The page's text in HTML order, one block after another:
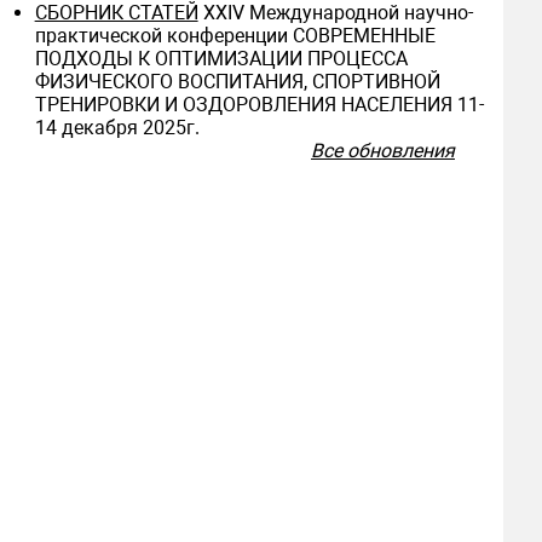
СБОРНИК СТАТЕЙ ХXIV Международной научно-
практической конференции СОВРЕМЕННЫЕ
ПОДХОДЫ К ОПТИМИЗАЦИИ ПРОЦЕССА
ФИЗИЧЕСКОГО ВОСПИТАНИЯ, СПОРТИВНОЙ
ТРЕНИРОВКИ И ОЗДОРОВЛЕНИЯ НАСЕЛЕНИЯ 11-
14 декабря 2025г.
Все обновления